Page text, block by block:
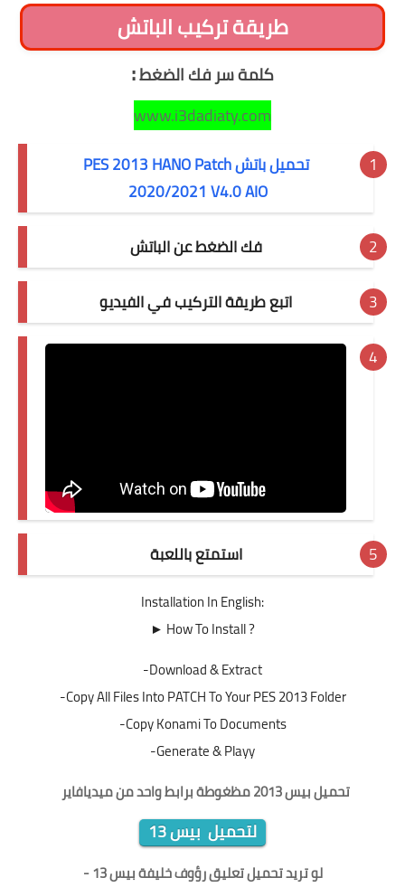
طريقة تركيب الباتش
كلمة سر فك الضغط:
www.i3dadiaty.com
تحميل باتش PES 2013 HANO Patch
2020/2021 V4.0 AIO
فك الضغط عن الباتش
اتبع طريقة التركيب في الفيديو
استمتع باللعبة
Installation In English:
► How To Install ?
-Download & Extract
-Copy All Files Into PATCH To Your PES 2013 Folder
-Copy Konami To Documents
-Generate & Playy
تحميل بيس 2013 مظغوطة برابط واحد من ميديافاير
لتحميل بيس 13
- لو تريد تحميلتعليق رؤوف خليفة بيس 13